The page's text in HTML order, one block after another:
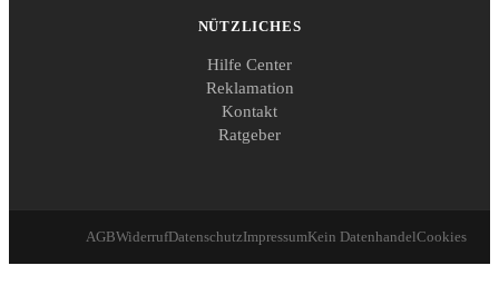
NÜTZLICHES
Hilfe Center
Reklamation
Kontakt
Ratgeber
AGBWiderrufDatenschutzImpressumKein DatenhandelCookies